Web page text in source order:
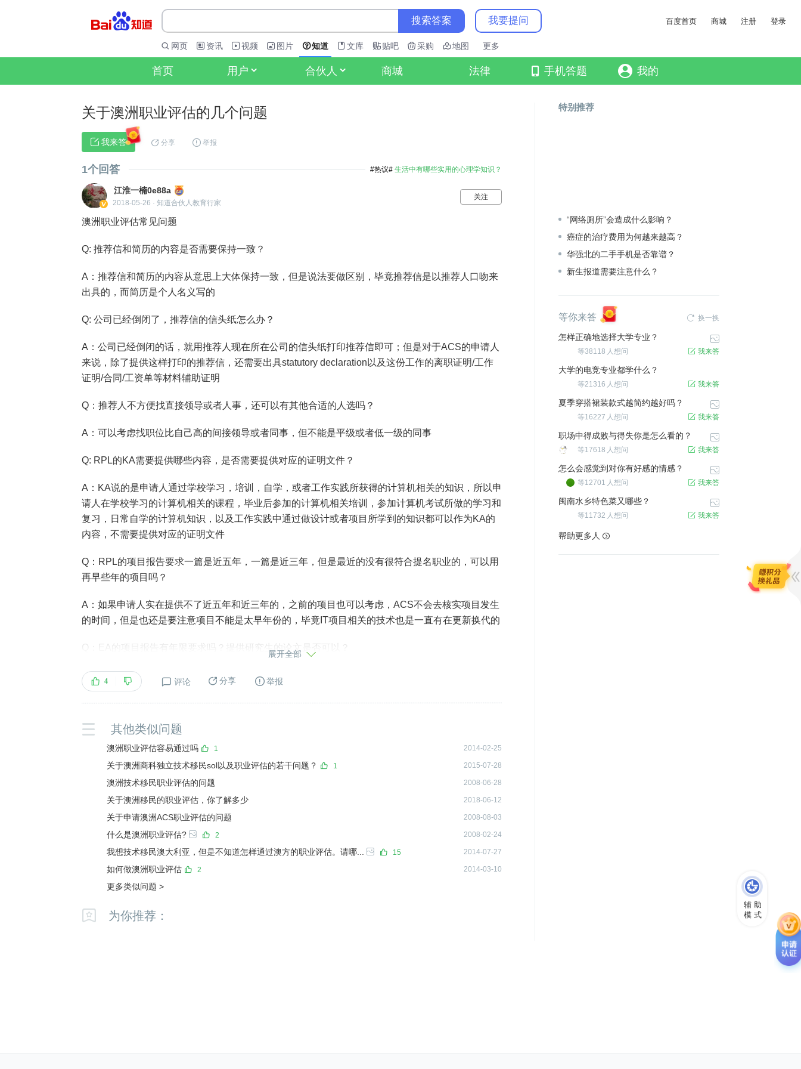
百度首页 商城 注册 登录
网页 资讯 视频 图片 知道 文库 贴吧 采购 地图 更多
搜索答案 我要提问
首页 用户 合伙人 商城 法律 手机答题 我的
关于澳洲职业评估的几个问题
 我来答 分享 举报
1个回答 #热议# 生活中有哪些实用的心理学知识？
江淮一楠0e88a
2018-05-26 · 知道合伙人教育行家
关注
展开全部
澳洲职业评估常见问题
Q: 推荐信和简历的内容是否需要保持一致？
A：推荐信和简历的内容从意思上大体保持一致，但是说法要做区别，毕竟推荐信是以推荐人口吻来
出具的，而简历是个人名义写的
Q: 公司已经倒闭了，推荐信的信头纸怎么办？
A：公司已经倒闭的话，就用推荐人现在所在公司的信头纸打印推荐信即可；但是对于ACS的申请人
来说，除了提供这样打印的推荐信，还需要出具statutory declaration以及这份工作的离职证明/工作
证明/合同/工资单等材料辅助证明
Q：推荐人不方便找直接领导或者人事，还可以有其他合适的人选吗？
A：可以考虑找职位比自己高的间接领导或者同事，但不能是平级或者低一级的同事
Q: RPL的KA需要提供哪些内容，是否需要提供对应的证明文件？
A：KA说的是申请人通过学校学习，培训，自学，或者工作实践所获得的计算机相关的知识，所以申
请人在学校学习的计算机相关的课程，毕业后参加的计算机相关培训，参加计算机考试所做的学习和
复习，日常自学的计算机知识，以及工作实践中通过做设计或者项目所学到的知识都可以作为KA的
内容，不需要提供对应的证明文件
Q：RPL的项目报告要求一篇是近五年，一篇是近三年，但是最近的没有很符合提名职业的，可以用
再早些年的项目吗？
A：如果申请人实在提供不了近五年和近三年的，之前的项目也可以考虑，ACS不会去核实项目发生
的时间，但是也还是要注意项目不能是太早年份的，毕竟IT项目相关的技术也是一直有在更新换代的
Q：EA的项目报告有年限要求吗？提供研究生的论文是否可以？
A：没有年限要求，理论上提供哪年的都可以，一般还是建议申请人提供近五年的；本科，硕士或者
博士的毕业论文的项目可以作为一篇项目报告，前提是该项目是与提名职业相关的，且不能是直接提
供论文，而是按照项目报告的标准来写这个项目
Q：EA所做的项目，在每个项目中所做的职责差不多，能都写一样的吗？
A：如果所做的项目职责差不多，可以根据项目目的/背景不一样，来着重写自己职责的不同面，比如
在项目一种侧重设计工作，项目二侧重测试调试，项目三侧重项目管理；但是不能有任何两篇职责内
Q：EA-CPD里面提供的活动内容需要提供证明材料吗？
A：不需要，所以对应的活动内容和小时数都可以根据评估需要进行调整
Q：AIM评估的组织结构图找不了直接上司签字，还有其他人选吗？
4 评论 分享 举报
其他类似问题
2014-02-25
澳洲职业评估容易通过吗
1
2015-07-28
关于澳洲商科独立技术移民sol以及职业评估的若干问题？
1
2008-06-28
澳洲技术移民职业评估的问题
2018-06-12
关于澳洲移民的职业评估，你了解多少
2008-08-03
关于申请澳洲ACS职业评估的问题
2008-02-24
什么是澳洲职业评估?
2
2014-07-27
我想技术移民澳大利亚，但是不知道怎样通过澳方的职业评估。请哪...
15
2014-03-10
如何做澳洲职业评估 2
更多类似问题 >
为你推荐：
特别推荐
“网络厕所”会造成什么影响？
癌症的治疗费用为何越来越高？
华强北的二手手机是否靠谱？
新生报道需要注意什么？
等你来答  换一换

怎样正确地选择大学专业？
等38118 人想问  我来答
大学的电竞专业都学什么？
等21316 人想问  我来答

夏季穿搭裙装款式越简约越好吗？
等16227 人想问  我来答

职场中得成败与得失你是怎么看的？
等17618 人想问  我来答

怎么会感觉到对你有好感的情感？
等12701 人想问  我来答

闽南水乡特色菜又哪些？
等11732 人想问  我来答
帮助更多人 
辅 助
模 式